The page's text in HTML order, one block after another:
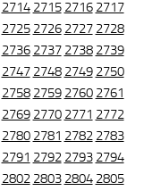
2714 2715 2716 2717
2725 2726 2727 2728
2736 2737 2738 2739
2747 2748 2749 2750
2758 2759 2760 2761
2769 2770 2771 2772
2780 2781 2782 2783
2791 2792 2793 2794
2802 2803 2804 2805